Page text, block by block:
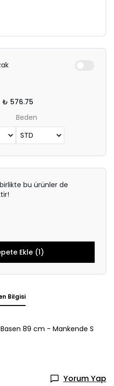
₺ 576.75
Beden
bu ürünler de
Ekle (1)
Bilgisi
89 cm - Mankende S
Yorum Yap